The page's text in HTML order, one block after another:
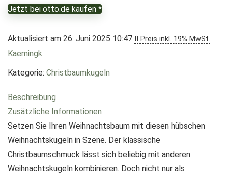
Jetzt bei otto.de kaufen *
Aktualisiert am 26. Juni 2025 10:47 II Preis inkl. 19% MwSt.
Kaemingk
Kategorie: Christbaumkugeln
Beschreibung
Zusätzliche Informationen
Setzen Sie Ihren Weihnachtsbaum mit diesen hübschen
Weihnachtskugeln in Szene. Der klassische
Christbaumschmuck lässt sich beliebig mit anderen
Weihnachtskugeln kombinieren. Doch nicht nur als